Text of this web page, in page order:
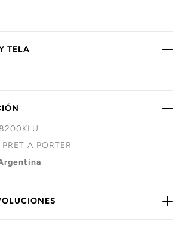
TELA
PRET A PORTER